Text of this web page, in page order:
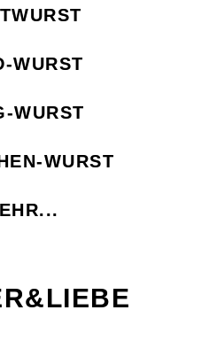
WURST
WURST
WURST